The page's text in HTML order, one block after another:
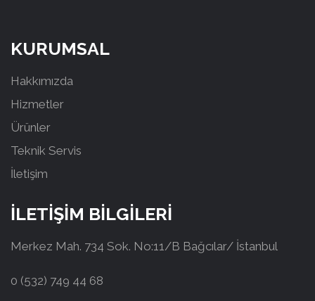
KURUMSAL
Hakkımızda
Hizmetler
Ürünler
Teknik Servis
İletişim
İLETİŞİM BİLGİLERİ
Merkez Mah. 734 Sok. No:11/B Bağcılar/ İstanbul
0 (532) 749 44 68